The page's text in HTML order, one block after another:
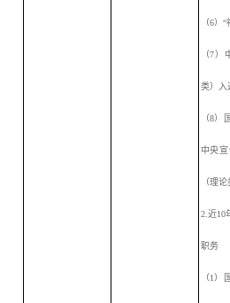
（6）“
（7）
类）入
（8）
中央
（理
2.近10
职务
（1）